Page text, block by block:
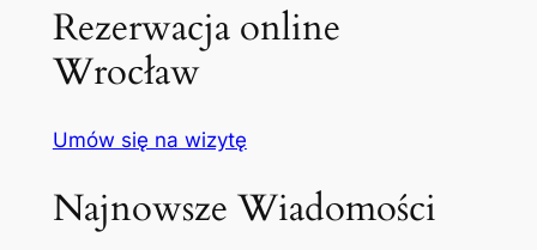
Rezerwacja online
Wrocław
Umów się na wizytę
Najnowsze Wiadomości